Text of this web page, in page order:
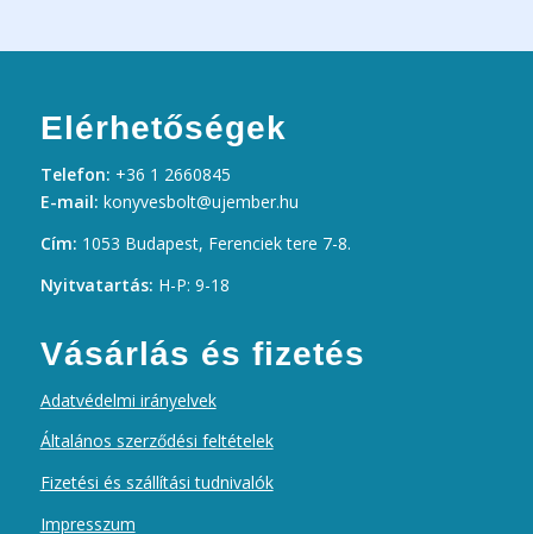
Elérhetőségek
Telefon: +36 1 2660845
E-mail: konyvesbolt@ujember.hu
Cím: 1053 Budapest, Ferenciek tere 7-8.
Nyitvatartás: H-P: 9-18
Vásárlás és fizetés
Adatvédelmi irányelvek
Általános szerződési feltételek
Fizetési és szállítási tudnivalók
Impresszum